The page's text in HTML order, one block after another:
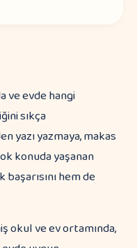
ve evde hangi
sıkça
yazı yazmaya, makas
konuda yaşanan
hem de